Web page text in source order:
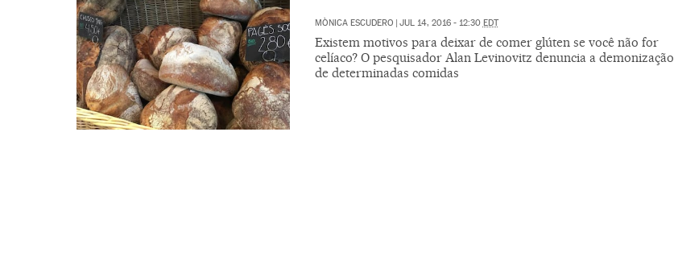
MÒNICA ESCUDERO JUL 14, 2016 - 12:30 EDT
Existem motivos para deixar de comer glúten se você não for
celíaco? O pesquisador Alan Levinovitz denuncia a demonização
de determinadas comidas